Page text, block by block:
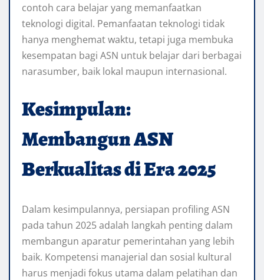
contoh cara belajar yang memanfaatkan
teknologi digital. Pemanfaatan teknologi tidak
hanya menghemat waktu, tetapi juga membuka
kesempatan bagi ASN untuk belajar dari berbagai
narasumber, baik lokal maupun internasional.
Kesimpulan:
Membangun ASN
Berkualitas di Era 2025
Dalam kesimpulannya, persiapan profiling ASN
pada tahun 2025 adalah langkah penting dalam
membangun aparatur pemerintahan yang lebih
baik. Kompetensi manajerial dan sosial kultural
harus menjadi fokus utama dalam pelatihan dan